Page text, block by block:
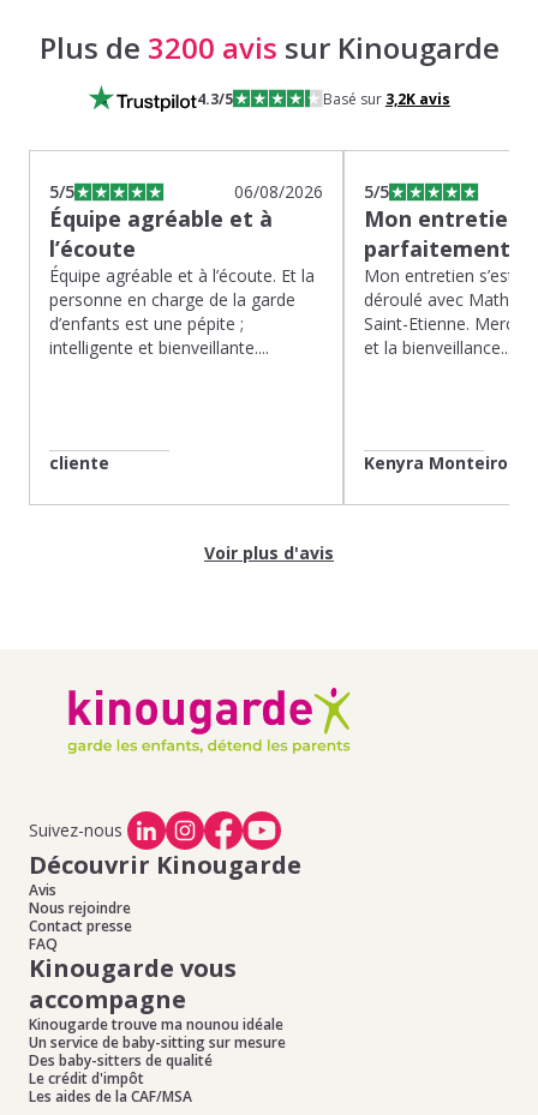
Plus de 3200 avis sur Kinougarde
4.3/5 Basé sur 3,2Kavis
5/5 06/08/2026
Équipe agréable et à
l’écoute
Équipe agréable et à l’écoute. Et la
personne en charge de la garde
d’enfants est une pépite ;
intelligente et bienveillante....
cliente
5/5
Mon entretien
parfaitement…
Mon entretien s’est
déroulé avec Mathias
Saint-Etienne. Merci
et la bienveillance...
Kenyra Monteiro
Voir plus d'avis
Suivez-nous
Découvrir Kinougarde
Avis
Nous rejoindre
Contact presse
FAQ
Kinougarde vous
accompagne
Kinougarde trouve ma nounou idéale
Un service de baby-sitting sur mesure
Des baby-sitters de qualité
Le crédit d'impôt
Les aides de la CAF/MSA